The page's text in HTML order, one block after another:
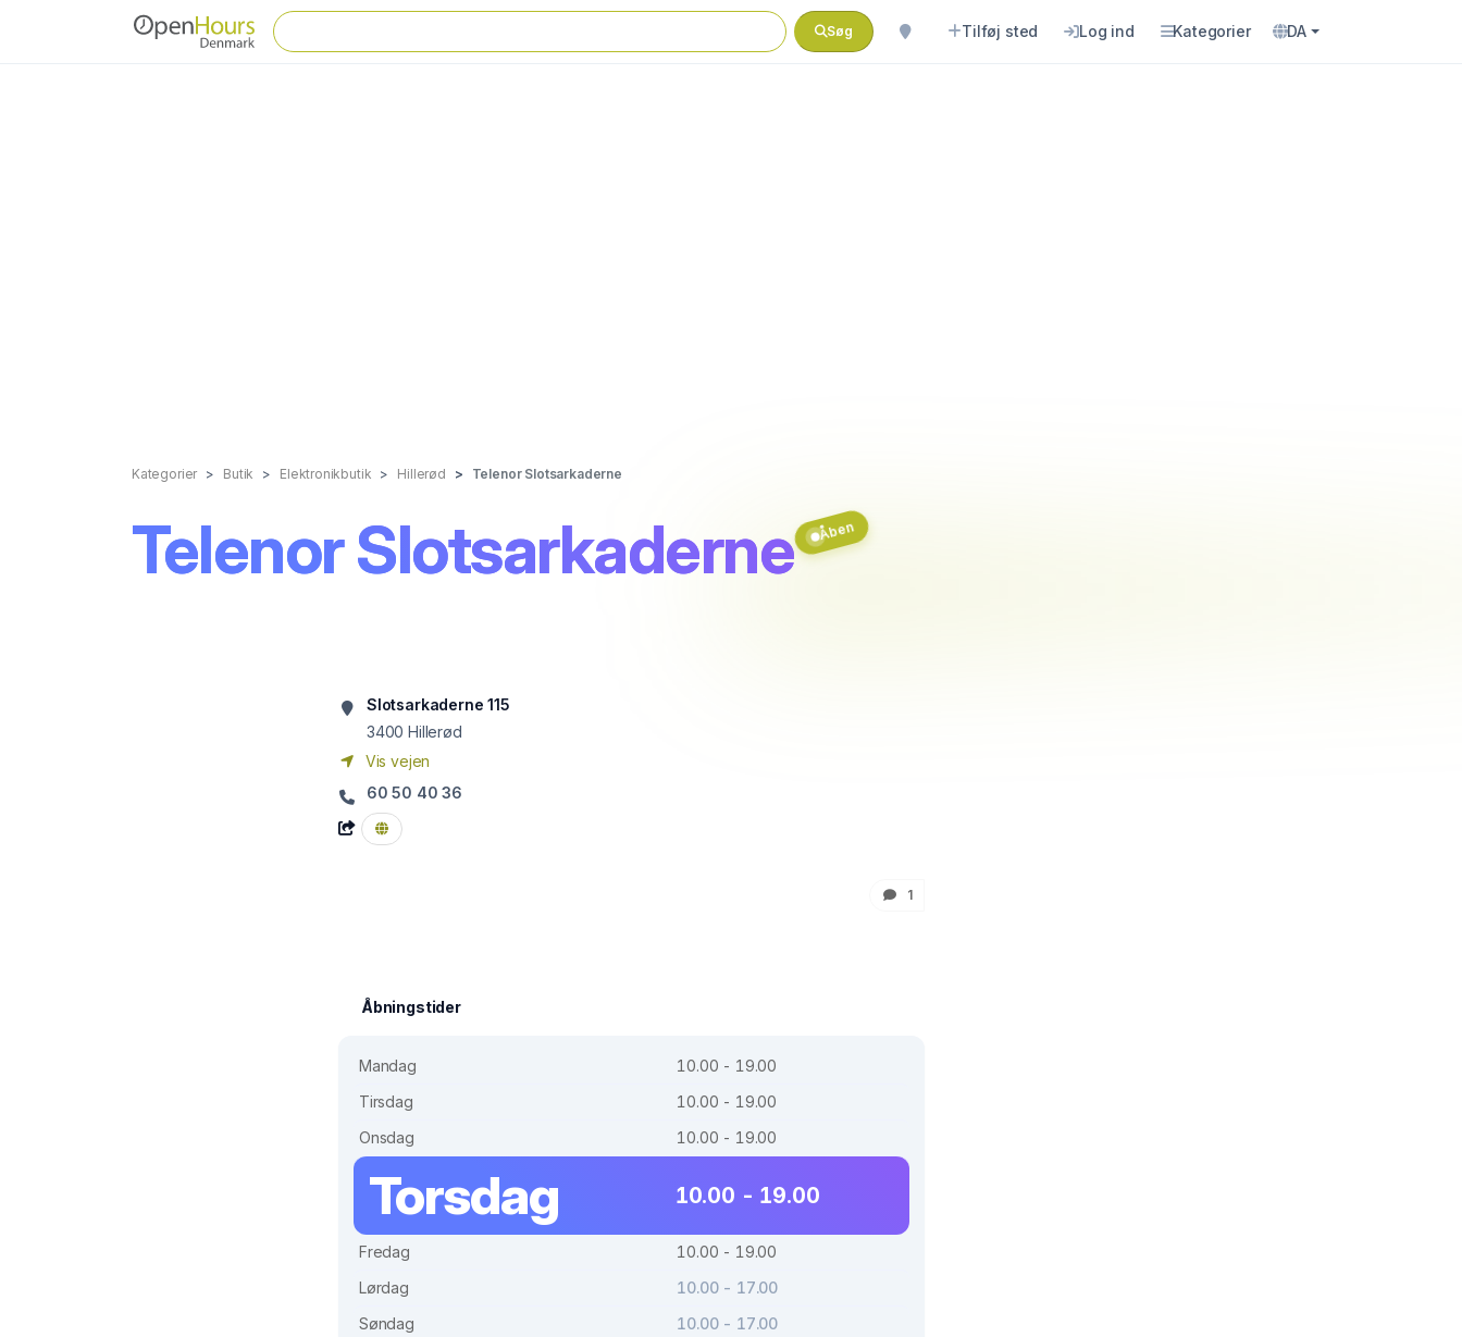
Søg Tilføj sted Log ind Kategorier DA
Kategorier Butik Elektronikbutik Hillerød Telenor Slotsarkaderne
Telenor Slotsarkaderne Åben
Slotsarkaderne 115
3400 Hillerød
Vis vejen
60 50 40 36
1
Åbningstider
Mandag
10.00 - 19.00
Tirsdag
10.00 - 19.00
Onsdag
10.00 - 19.00
Torsdag 10.00 - 19.00
Fredag
10.00 - 19.00
Lørdag
10.00 - 17.00
Søndag
10.00 - 17.00